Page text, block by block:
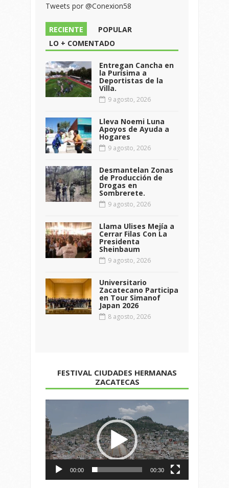
Tweets por @Conexion58
RECIENTE
POPULAR
LO + COMENTADO
Entregan Cancha en
la Purísima a
Deportistas de la
Villa.
9 agosto, 2026
Lleva Noemi Luna
Apoyos de Ayuda a
Hogares
9 agosto, 2026
Desmantelan Zonas
de Producción de
Drogas en
Sombrerete.
9 agosto, 2026
Llama Ulises Mejía a
Cerrar Filas Con La
Presidenta
Sheinbaum
9 agosto, 2026
Universitario
Zacatecano Participa
en Tour Simanof
Japan 2026
8 agosto, 2026
FESTIVAL CIUDADES HERMANAS
ZACATECAS
de
vídeo
00:00 00:30